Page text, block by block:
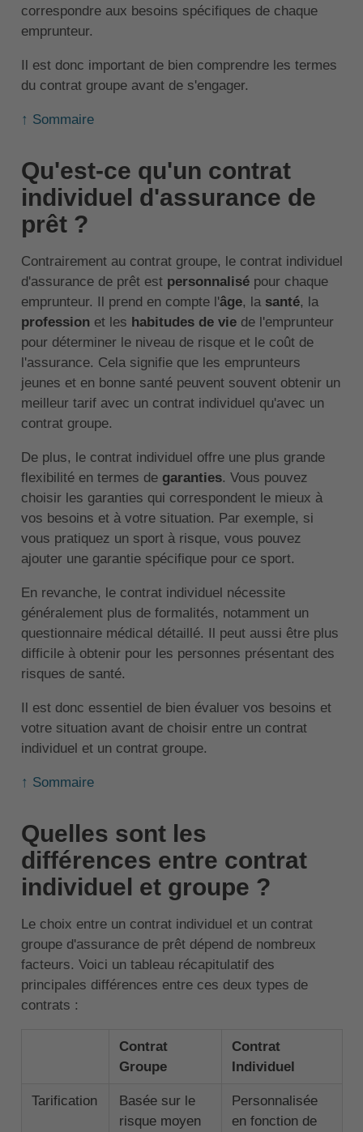
correspondre aux besoins spécifiques de chaque
emprunteur.
Il est donc important de bien comprendre les termes
du contrat groupe avant de s'engager.
↑ Sommaire
Qu'est-ce qu'un contrat
individuel d'assurance de
prêt ?
Contrairement au contrat groupe, le contrat individuel
d'assurance de prêt est personnalisépour chaque
emprunteur. Il prend en compte l'âge, la santé, la
professionet les habitudes de viede l'emprunteur
pour déterminer le niveau de risque et le coût de
l'assurance. Cela signifie que les emprunteurs
jeunes et en bonne santé peuvent souvent obtenir un
meilleur tarif avec un contrat individuel qu'avec un
contrat groupe.
De plus, le contrat individuel offre une plus grande
flexibilité en termes de garanties. Vous pouvez
choisir les garanties qui correspondent le mieux à
vos besoins et à votre situation. Par exemple, si
vous pratiquez un sport à risque, vous pouvez
ajouter une garantie spécifique pour ce sport.
En revanche, le contrat individuel nécessite
généralement plus de formalités, notamment un
questionnaire médical détaillé. Il peut aussi être plus
difficile à obtenir pour les personnes présentant des
risques de santé.
Il est donc essentiel de bien évaluer vos besoins et
votre situation avant de choisir entre un contrat
individuel et un contrat groupe.
↑ Sommaire
Quelles sont les
différences entre contrat
individuel et groupe ?
Le choix entre un contrat individuel et un contrat
groupe d'assurance de prêt dépend de nombreux
facteurs. Voici un tableau récapitulatif des
principales différences entre ces deux types de
contrats :
Contrat
Groupe
Contrat
Individuel
Tarification
Basée sur le
risque moyen
Personnalisée
en fonction de